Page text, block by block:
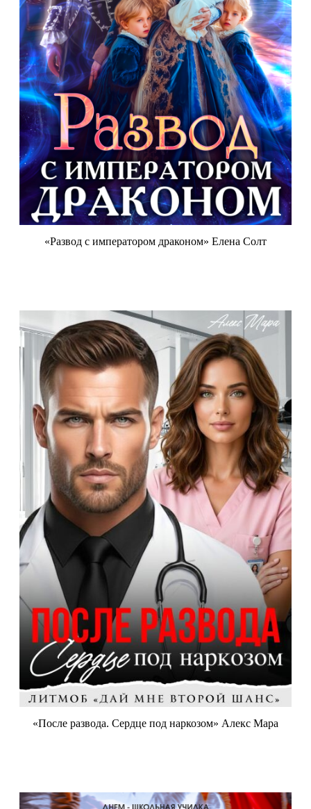
«Развод с императором драконом» Елена Солт
«После развода. Сердце под наркозом» Алекс Мара